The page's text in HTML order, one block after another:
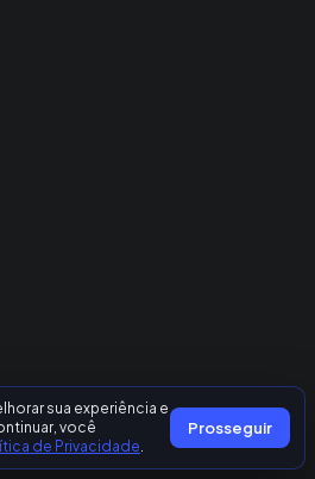
sua experiência e
você
de Privacidade.
Prosseguir